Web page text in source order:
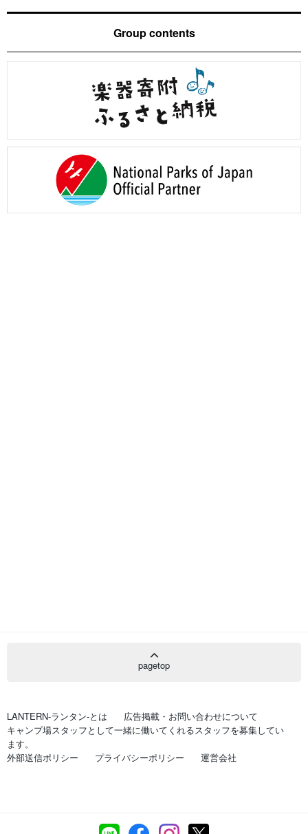
Group contents
pagetop
LANTERN-ランタン-とは
広告掲載・お問い合わせについて
キャンプ場スタッフとして一緒に働いてくれるスタッフを募集してい
ます。
外部送信ポリシー
プライバシーポリシー 運営会社